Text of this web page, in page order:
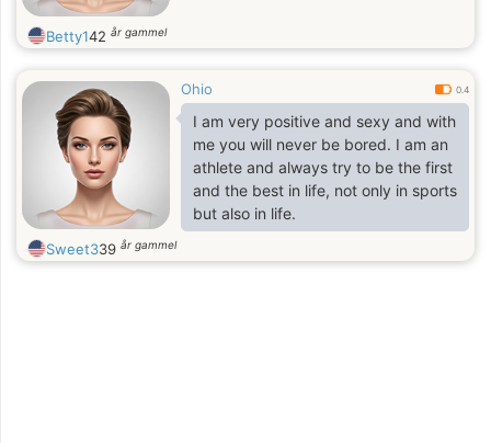
Betty142 år gammel
Ohio 0.4
I am very positive and sexy and with
me you will never be bored. I am an
athlete and always try to be the first
and the best in life, not only in sports
but also in life.
Sweet339 år gammel